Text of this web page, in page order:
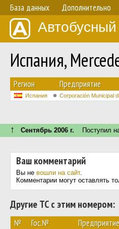
База данных Дополнительно
Испания,
Регион Предприятие
Испания Corporación Municipal
↑ Сентябрь 2006 г. Поступил
Ваш комментарий
Вы не вошли на сайт.
Комментарии могут оставлять
Другие ТС с этим номером:
№ Гос.№ Предприятие